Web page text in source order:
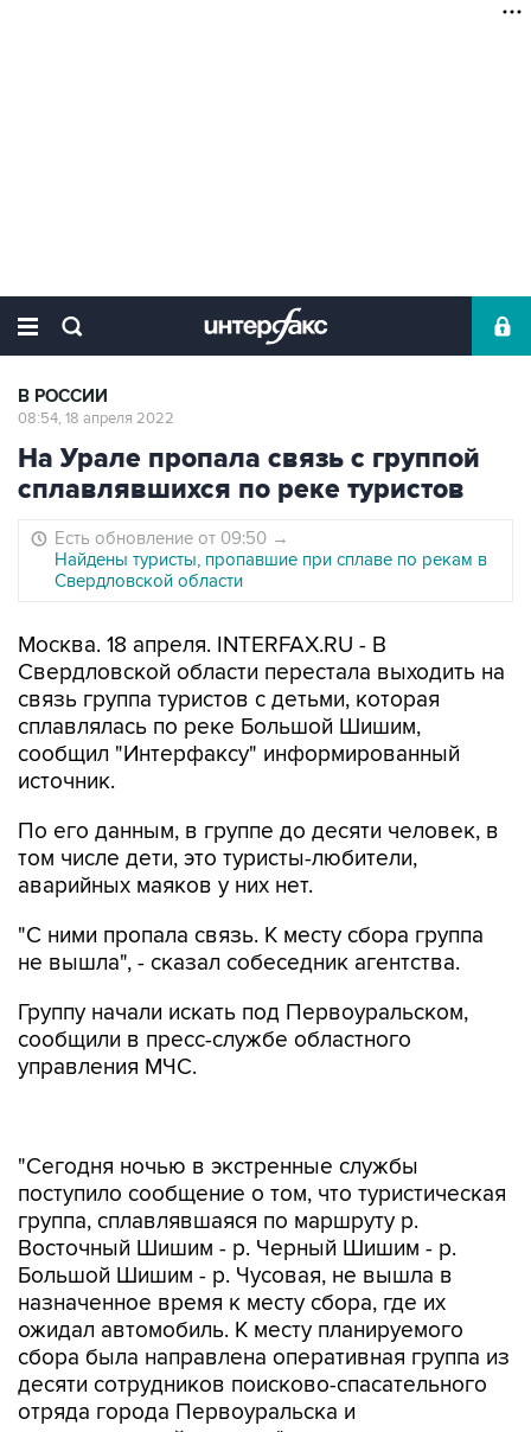
В РОССИИ
08:54, 18 апреля 2022
На Урале пропала связь с группой
сплавлявшихся по реке туристов
Есть обновление от 09:50 →
Найдены туристы, пропавшие при сплаве по рекам в
Свердловской области
Москва. 18 апреля. INTERFAX.RU - В
Свердловской области перестала выходить на
связь группа туристов с детьми, которая
сплавлялась по реке Большой Шишим,
сообщил "Интерфаксу" информированный
источник.
По его данным, в группе до десяти человек, в
том числе дети, это туристы-любители,
аварийных маяков у них нет.
"С ними пропала связь. К месту сбора группа
не вышла", - сказал собеседник агентства.
Группу начали искать под Первоуральском,
сообщили в пресс-службе областного
управления МЧС.
группа, сплавлявшаяся по маршруту р.
Восточный Шишим - р. Черный Шишим - р.
Большой Шишим - р. Чусовая, не вышла в
назначенное время к месту сбора, где их
ожидал автомобиль. К месту планируемого
сбора была направлена оперативная группа из
десяти сотрудников поисково-спасательного
отряда города Первоуральска и
представителей полиции", - говорится в
сообщении.